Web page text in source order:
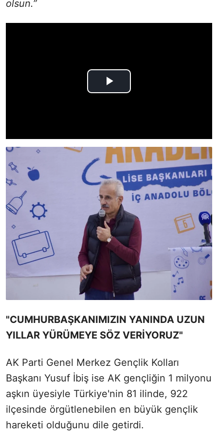
olsun.”
"CUMHURBAŞKANIMIZIN YANINDA UZUN
YILLAR YÜRÜMEYE SÖZ VERİYORUZ"
AK Parti Genel Merkez Gençlik Kolları
Başkanı Yusuf İbiş ise AK gençliğin 1 milyonu
aşkın üyesiyle Türkiye'nin 81 ilinde, 922
ilçesinde örgütlenebilen en büyük gençlik
hareketi olduğunu dile getirdi.